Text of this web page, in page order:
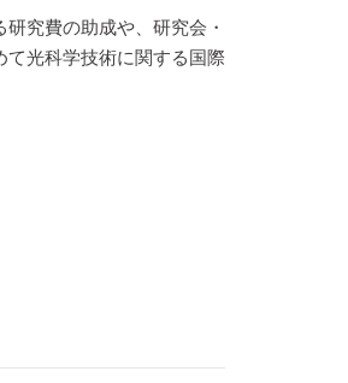
究費の助成や、研究会・
て光科学技術に関する国際